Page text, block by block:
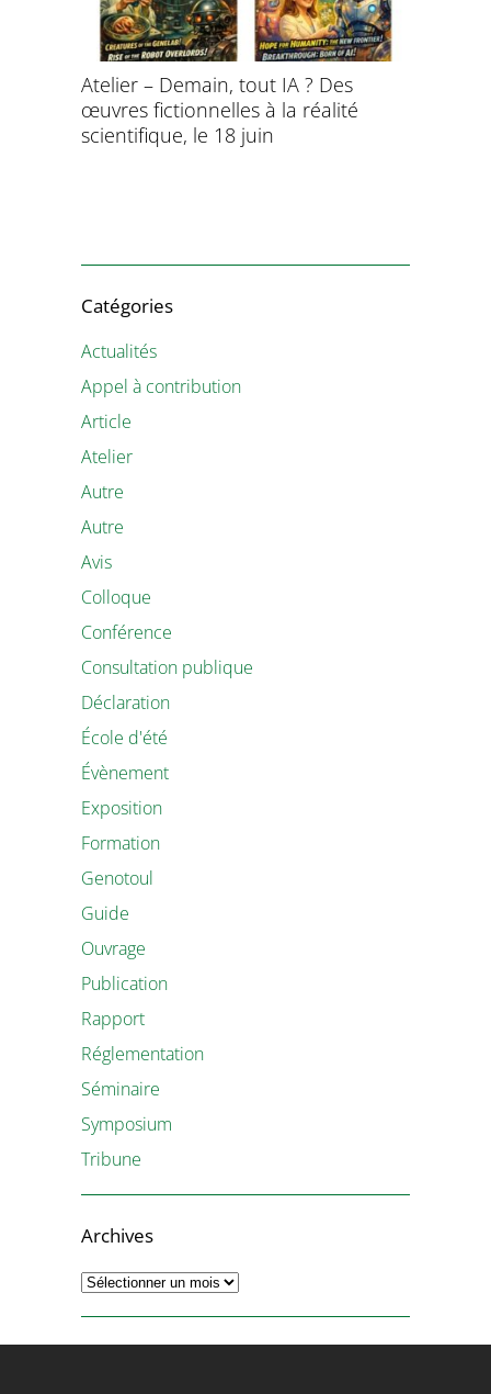
Atelier – Demain, tout IA ? Des
œuvres fictionnelles à la réalité
scientifique, le 18 juin
Catégories
Actualités
Appel à contribution
Article
Atelier
Autre
Autre
Avis
Colloque
Conférence
Consultation publique
Déclaration
École d'été
Évènement
Exposition
Formation
Genotoul
Guide
Ouvrage
Publication
Rapport
Réglementation
Séminaire
Symposium
Tribune
Archives
Archives